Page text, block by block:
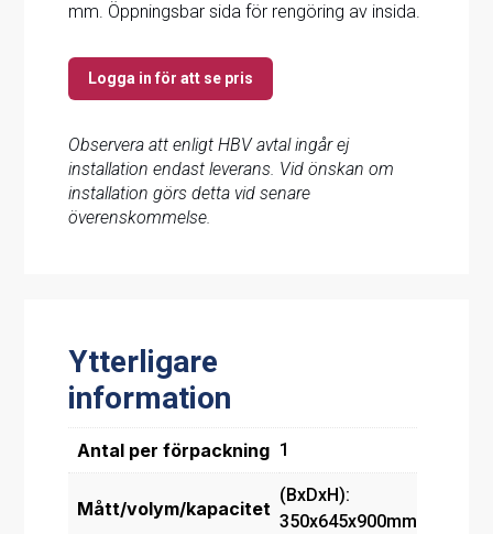
mm. Öppningsbar sida för rengöring av insida.
Logga in för att se pris
Observera att enligt HBV avtal ingår ej
installation endast leverans. Vid önskan om
installation görs detta vid senare
överenskommelse.
Ytterligare
information
Antal per förpackning 1
Mått/volym/kapacitet
(BxDxH):
350x645x900mm